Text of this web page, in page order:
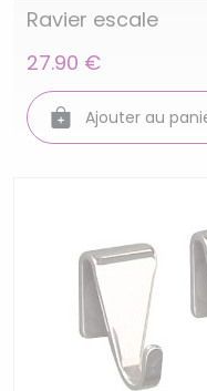
Ravier escale
27.90 €
Ajouter au